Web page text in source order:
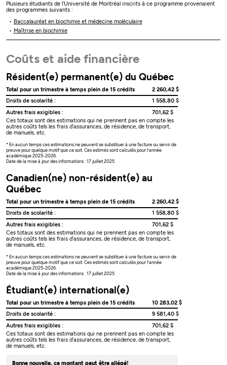
Plusieurs étudiants de l’Université de Montréal inscrits à ce programme provenaient
des programmes suivants :
Baccalauréat en biochimie et médecine moléculaire
Maîtrise en biochimie
Coûts et aide financière
Résident(e) permanent(e) du Québec
Total pour un trimestre à temps plein de 15 crédits
2 260,42 $
Droits de scolarité :
1 558,80 $
Autres frais exigibles :
701,62 $
Ces totaux sont des estimations qui ne prennent pas en compte les
autres coûts tels les frais d’assurances, de résidence, de transport,
de manuels, etc.
* En aucun temps ces estimations ne peuvent se substituer à une facture ou servir de
preuve pour quelque motif que ce soit. Ces estimés sont calculés pour l’année
académique 2025-2026.
Date de la mise à jour des informations : 17 juillet 2025
Canadien(ne) non-résident(e) au
Québec
Total pour un trimestre à temps plein de 15 crédits
2 260,42 $
Droits de scolarité :
1 558,80 $
Autres frais exigibles :
701,62 $
Ces totaux sont des estimations qui ne prennent pas en compte les
autres coûts tels les frais d’assurances, de résidence, de transport,
de manuels, etc.
* En aucun temps ces estimations ne peuvent se substituer à une facture ou servir de
preuve pour quelque motif que ce soit. Ces estimés sont calculés pour l’année
académique 2025-2026.
Date de la mise à jour des informations : 17 juillet 2025
Étudiant(e) international(e)
Total pour un trimestre à temps plein de 15 crédits
10 283,02 $
Droits de scolarité :
9 581,40 $
Autres frais exigibles :
701,62 $
Ces totaux sont des estimations qui ne prennent pas en compte les
autres coûts tels les frais d’assurances, de résidence, de transport,
de manuels, etc.
Bonne nouvelle, ce montant peut être allégé!